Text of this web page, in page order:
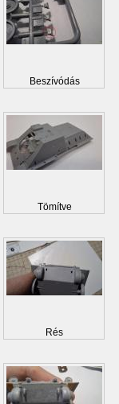
Beszívódás
Tömítve
Rés